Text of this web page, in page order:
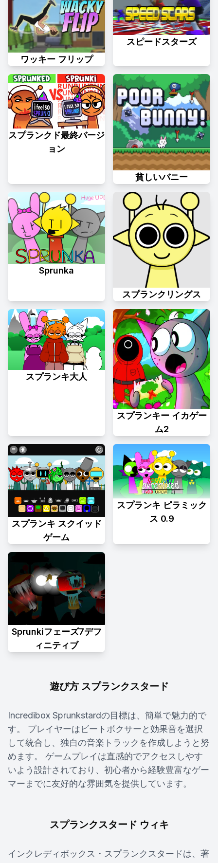
ワッキー フリップ
スピードスターズ
スプランクド最終バージ
ョン
貧しいバニー
Sprunka
スプランクリングス
スプランキ大人
スプランキー イカゲー
ム2
スプランキ スクイッド
ゲーム
スプランキ ピラミック
ス 0.9
Sprunkiフェーズ7デフ
ィニティブ
遊び方 スプランクスタード
Incredibox Sprunkstardの目標は、簡単で魅力的で
す。 プレイヤーはビートボクサーと効果音を選択
して統合し、独自の音楽トラックを作成しようと努
めます。 ゲームプレイは直感的でアクセスしやす
いよう設計されており、初心者から経験豊富なゲー
マーまでに友好的な雰囲気を提供しています。
スプランクスタード ウィキ
インクレディボックス・スプランクスタードは、著